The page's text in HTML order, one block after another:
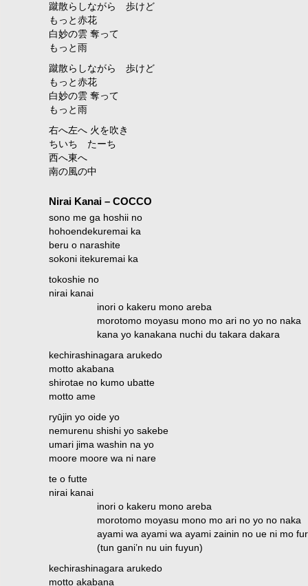
蹴散らしながら 歩けど
もっと赤花
白妙の雲 奪って
もっと雨
蹴散らしながら 歩けど
もっと赤花
白妙の雲 奪って
もっと雨
右へ左へ 火を吹き
ちいち たーち
西へ東へ
南の風の中
Nirai Kanai – COCCO
sono me ga hoshii no
hohoendekuremai ka
beru o narashite
sokoni itekuremai ka
tokoshie no
nirai kanai
inori o kakeru mono areba
morotomo moyasu mono mo ari no yo no naka
kana yo kanakana nuchi du takara dakara
kechirashinagara arukedo
motto akabana
shirotae no kumo ubatte
motto ame
ryūjin yo oide yo
nemurenu shishi yo sakebe
umari jima washin na yo
moore moore wa ni nare
te o futte
nirai kanai
inori o kakeru mono areba
morotomo moyasu mono mo ari no yo no naka
ayami wa ayami wa ayami zainin no ue ni mo
(tun gani’n nu uin fuyun)
kechirashinagara arukedo
motto akabana